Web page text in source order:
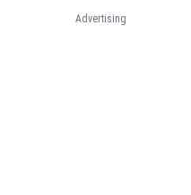
Advertising